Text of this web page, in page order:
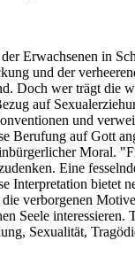
Erwachsenen in
und der
Doch wer trägt die
auf
und
Berufung auf Gott
Moral.
Eine
Interpretation
verborgenen
Seele
Sexualität,